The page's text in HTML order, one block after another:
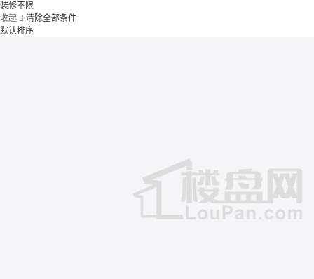
装修不限
收起  清除全部条件
默认排序